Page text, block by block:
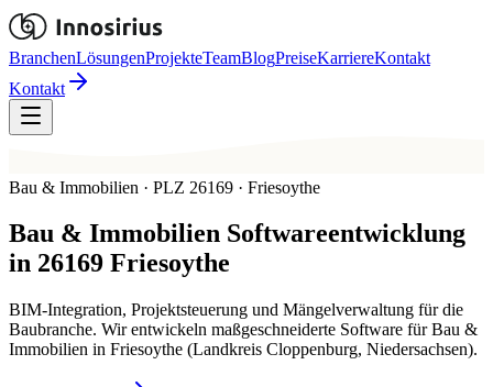
BranchenLösungenProjekteTeamBlogPreiseKarriereKontakt
Kontakt
Bau & Immobilien · PLZ 26169 · Friesoythe
Bau & Immobilien Softwareentwicklung
in 26169 Friesoythe
BIM-Integration, Projektsteuerung und Mängelverwaltung für die
Baubranche. Wir entwickeln maßgeschneiderte Software für Bau &
Immobilien in Friesoythe (Landkreis Cloppenburg, Niedersachsen).